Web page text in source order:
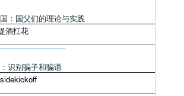
：国父们的理论与实践
酒扛花
识别骗子和骗语